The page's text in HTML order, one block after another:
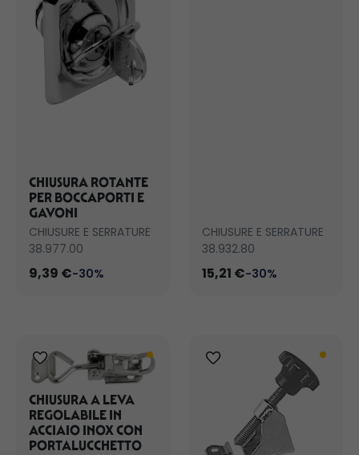
CHIUSURA ROTANTE
PER BOCCAPORTI E
GAVONI
CHIUSURE E SERRATURE
38.977.00
9,39 €-30%
CHIUSURE E SERRATURE
38.932.80
15,21 €-30%
CHIUSURA A LEVA
REGOLABILE IN
ACCIAIO INOX CON
PORTALUCCHETTO